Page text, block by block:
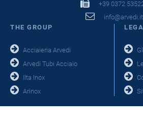
+39 0372
info@arvedi.it
THE GROUP
Acciaieria Arvedi
Arvedi Tubi Acciaio
Ilta Inox
Arinox